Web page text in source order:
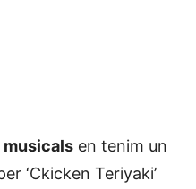
en tenim un
‘Ckicken Teriyaki’